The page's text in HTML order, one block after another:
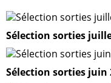
Sélection sorties
Sélection sorties juin